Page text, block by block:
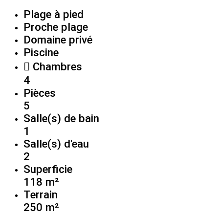
Plage à pied
Proche plage
Domaine privé
Piscine
Chambres
4
Pièces
5
Salle(s) de bain
1
Salle(s) d'eau
2
Superficie
118 m²
Terrain
250 m²